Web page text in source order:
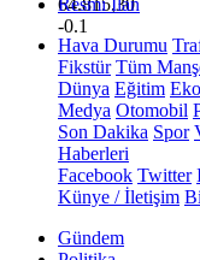
64.815,30
-0.1
Resmi İlan
Hava Durumu
Fikstür Tüm
Dünya Eğitim
Medya Otomobil
Son Dakika Spor
Haberleri
Facebook Twitter
Künye / İletişim
Gündem